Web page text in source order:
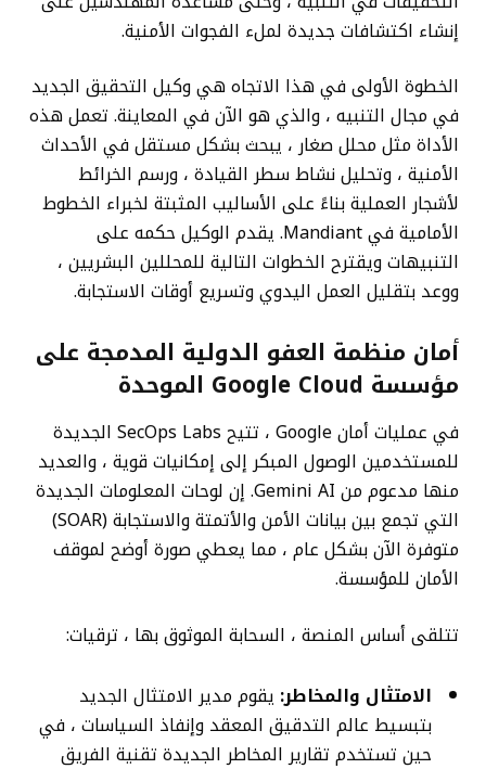
إنشاء اكتشافات جديدة لملء الفجوات الأمنية.
الخطوة الأولى في هذا الاتجاه هي وكيل التحقيق الجديد
في مجال التنبيه ، والذي هو الآن في المعاينة. تعمل هذه
الأداة مثل محلل صغار ، يبحث بشكل مستقل في الأحداث
الأمنية ، وتحليل نشاط سطر القيادة ، ورسم الخرائط
لأشجار العملية بناءً على الأساليب المثبتة لخبراء الخطوط
الأمامية في Mandiant. يقدم الوكيل حكمه على
التنبيهات ويقترح الخطوات التالية للمحللين البشريين ،
ووعد بتقليل العمل اليدوي وتسريع أوقات الاستجابة.
أمان منظمة العفو الدولية المدمجة على
مؤسسة Google Cloud الموحدة
في عمليات أمان Google ، تتيح SecOps Labs الجديدة
للمستخدمين الوصول المبكر إلى إمكانيات قوية ، والعديد
منها مدعوم من Gemini AI. إن لوحات المعلومات الجديدة
التي تجمع بين بيانات الأمن والأتمتة والاستجابة (SOAR)
متوفرة الآن بشكل عام ، مما يعطي صورة أوضح لموقف
الأمان للمؤسسة.
تتلقى أساس المنصة ، السحابة الموثوق بها ، ترقيات:
الامتثال والمخاطر: يقوم مدير الامتثال الجديد
بتبسيط عالم التدقيق المعقد وإنفاذ السياسات ، في
حين تستخدم تقارير المخاطر الجديدة تقنية الفريق